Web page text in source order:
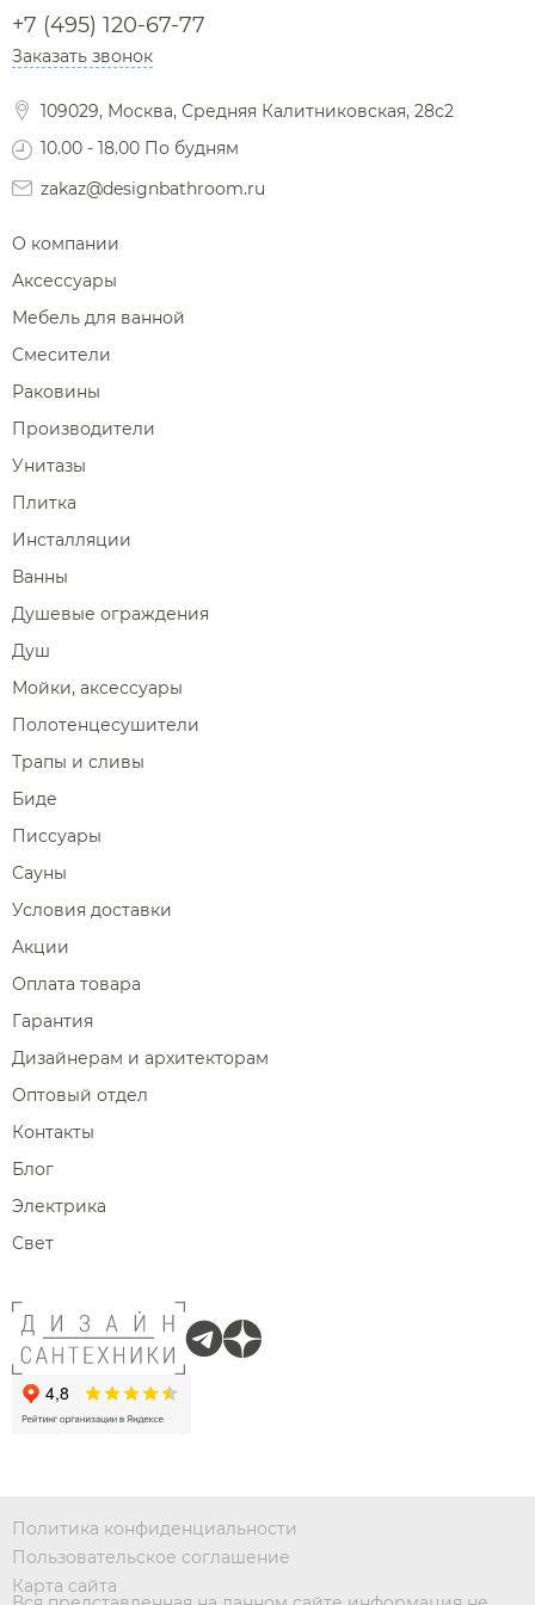
+7 (495) 120-67-77
Заказать звонок
109029, Москва, Средняя Калитниковская, 28с2
10.00 - 18.00 По будням
zakaz@designbathroom.ru
О компании
Аксессуары
Мебель для ванной
Смесители
Раковины
Производители
Унитазы
Плитка
Инсталляции
Ванны
Душевые ограждения
Душ
Мойки, аксессуары
Полотенцесушители
Трапы и сливы
Биде
Писсуары
Сауны
Условия доставки
Акции
Оплата товара
Гарантия
Дизайнерам и архитекторам
Оптовый отдел
Контакты
Блог
Электрика
Свет
Политика конфиденциальности
Пользовательское соглашение
Карта сайта